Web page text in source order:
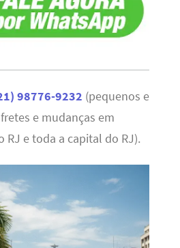
98776-9232 (pequenos e
e mudanças em
RJ e toda a capital do RJ).